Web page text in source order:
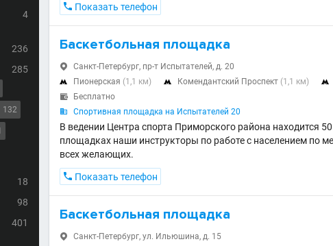
4
236
285
132
18
98
401
 Показать телефон
Баскетбольная площадка
 Санкт-Петербург, пр-т Испытателей, д. 20
 Пионерская (1,1 км)  Комендантский Проспект (1,1 км) 
 Бесплатно
 Спортивная площадка на Испытателей 20
В ведении Центра спорта Приморского района находится
площадках наши инструкторы по работе с населением по
всех желающих.
 Показать телефон
Баскетбольная площадка
 Санкт-Петербург, ул. Ильюшина, д. 15